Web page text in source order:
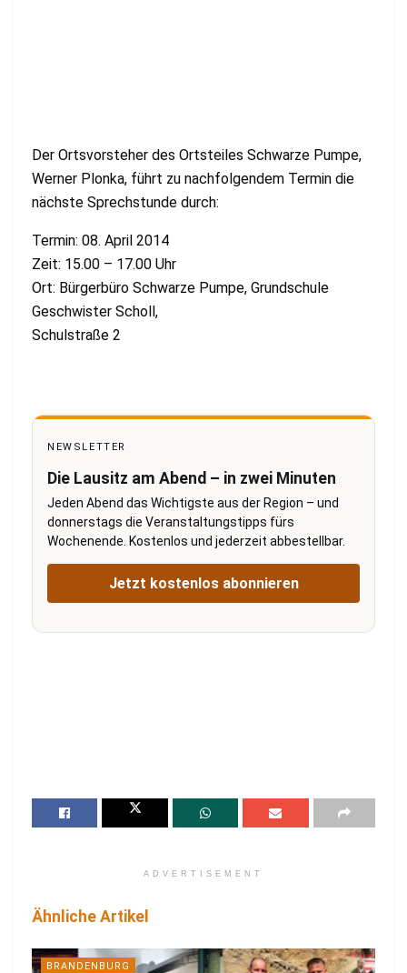
Der Ortsvorsteher des Ortsteiles Schwarze Pumpe,
Werner Plonka, führt zu nachfolgendem Termin die
nächste Sprechstunde durch:
Termin: 08. April 2014
Zeit: 15.00 – 17.00 Uhr
Ort: Bürgerbüro Schwarze Pumpe, Grundschule
Geschwister Scholl,
Schulstraße 2
NEWSLETTER
Die Lausitz am Abend – in zwei Minuten
Jeden Abend das Wichtigste aus der Region – und
donnerstags die Veranstaltungstipps fürs
Wochenende. Kostenlos und jederzeit abbestellbar.
Jetzt kostenlos abonnieren
ADVERTISEMENT
Ähnliche Artikel
BRANDENBURG